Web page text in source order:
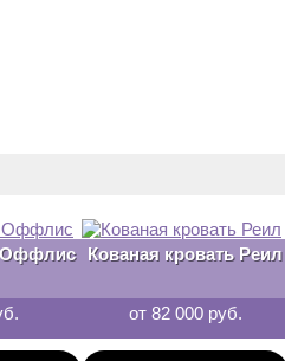
Оффлис Кованая кровать Реил
от 82 000 руб.